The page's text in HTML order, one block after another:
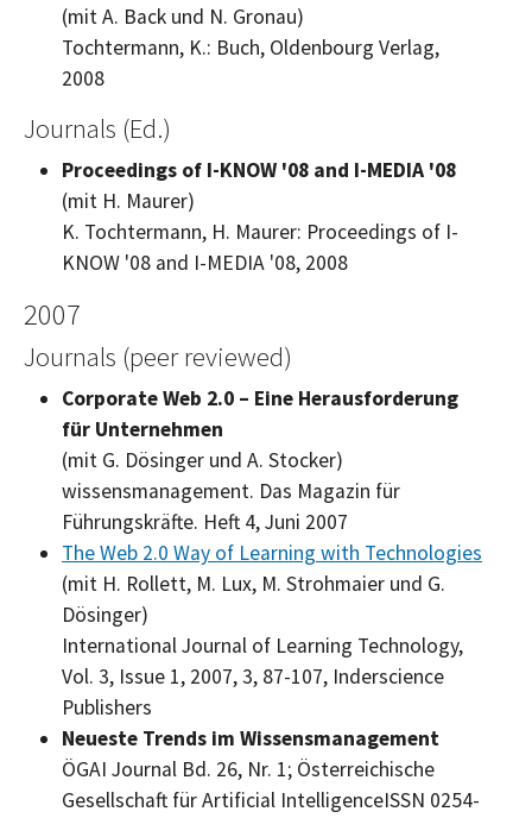
(mit A. Back und N. Gronau)
Tochtermann, K.: Buch, Oldenbourg Verlag,
2008
Journals (Ed.)
Proceedings of I-KNOW '08 and I-MEDIA '08
(mit H. Maurer)
K. Tochtermann, H. Maurer: Proceedings of I-
KNOW '08 and I-MEDIA '08, 2008
2007
Journals (peer reviewed)
Corporate Web 2.0 – Eine Herausforderung
für Unternehmen
(mit G. Dösinger und A. Stocker)
wissensmanagement. Das Magazin für
Führungskräfte. Heft 4, Juni 2007
The Web 2.0 Way of Learning with Technologies
(mit H. Rollett, M. Lux, M. Strohmaier und G.
Dösinger)
International Journal of Learning Technology,
Vol. 3, Issue 1, 2007, 3, 87-107, Inderscience
Publishers
Neueste Trends im Wissensmanagement
ÖGAI Journal Bd. 26, Nr. 1; Österreichische
Gesellschaft für Artificial IntelligenceISSN 0254-